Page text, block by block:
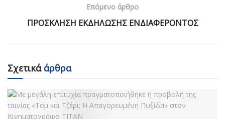
Επόμενο άρθρο
ΠΡΟΣΚΛΗΣΗ ΕΚΔΗΛΩΣΗΣ ΕΝΔΙΑΦΕΡΟΝΤΟΣ
Σχετικάάρθρα